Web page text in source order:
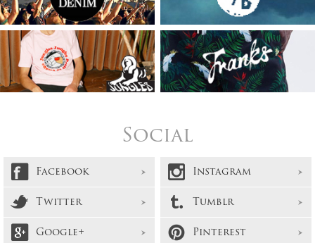
Social
Facebook
Instagram
Twitter
Tumblr
Google+
Pinterest